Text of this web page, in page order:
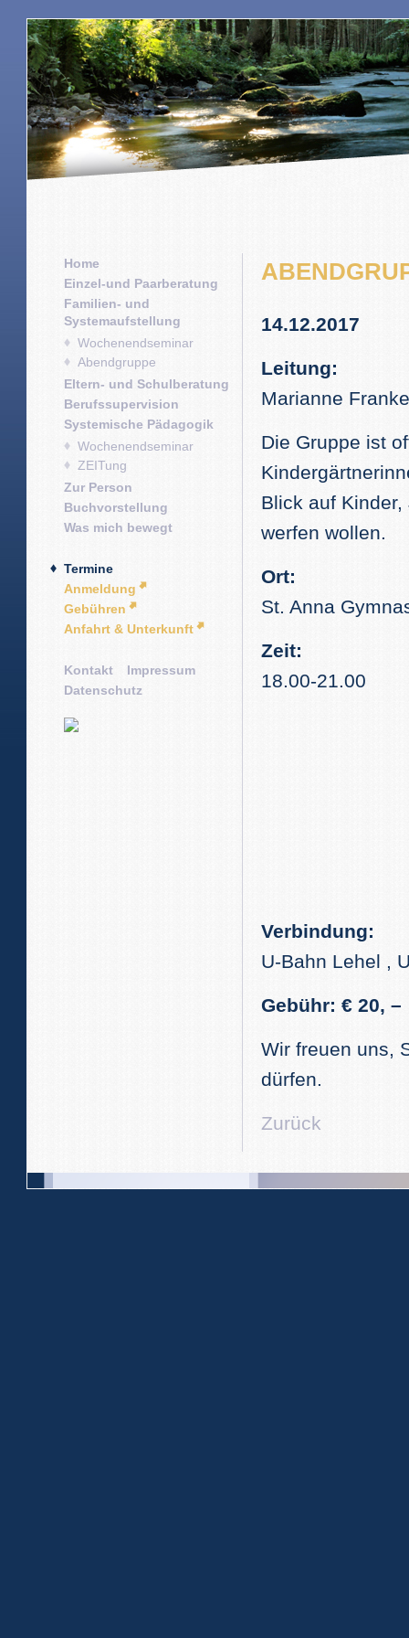
Home
Einzel-und Paarberatung
Familien- und
Systemaufstellung
Wochenendseminar
Abendgruppe
Eltern- und Schulberatung
Berufssupervision
Systemische Pädagogik
Wochenendseminar
ZEITung
Zur Person
Buchvorstellung
Was mich bewegt
Termine
Anmeldung
Gebühren
Anfahrt & Unterkunft
Kontakt
Impressum
Datenschutz
14.12.2017
Leitung:
Marianne
Die Gruppe ist
Blick auf
werfen wollen.
Ort:
St. Anna
Zeit:
18.00-21.00
Verbindung:
U-Bahn Lehel ,
Gebühr: € 20, –
Wir freuen uns,
dürfen.
Zurück